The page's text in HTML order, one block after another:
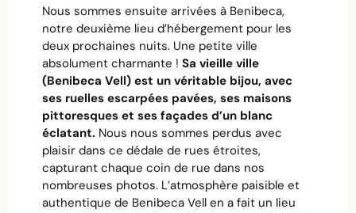
Nous sommes ensuite arrivées à Benibeca,
notre deuxième lieu d’hébergement pour les
deux prochaines nuits. Une petite ville
absolument charmante ! Sa vieille ville
(Benibeca Vell) est un véritable bijou, avec
ses ruelles escarpées pavées, ses maisons
pittoresques et ses façades d’un blanc
éclatant. Nous nous sommes perdus avec
plaisir dans ce dédale de rues étroites,
capturant chaque coin de rue dans nos
nombreuses photos. L’atmosphère paisible et
authentique de Benibeca Vell en a fait un lieu